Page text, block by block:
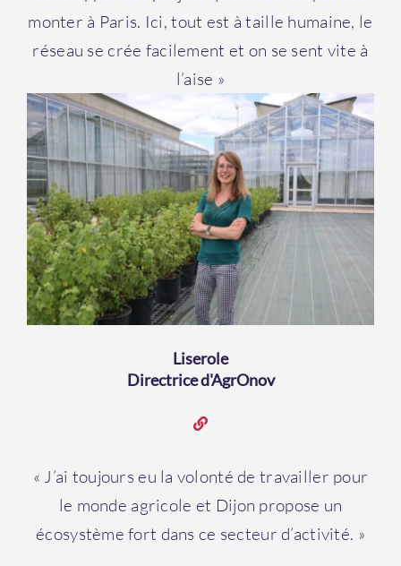
monter à Paris. Ici, tout est à taille humaine, le
réseau se crée facilement et on se sent vite à
l’aise »
Liserole
Directrice d'AgrOnov
« J’ai toujours eu la volonté de travailler pour
le monde agricole et Dijon propose un
écosystème fort dans ce secteur d’activité. »